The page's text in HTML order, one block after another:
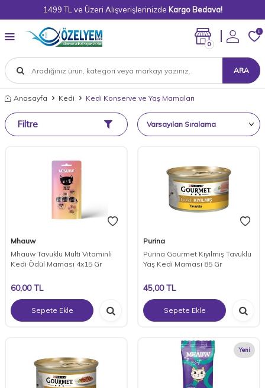
1499 TL ve Üzeri Alışverişlerinizde Kargo Bedava!
ARA
0
0
Anasayfa Kedi Kedi Konserve ve Yaş Mamaları
Filtre
Mhauw
Mhauw Tavuklu Multi Vitaminli
Kedi Ödül Maması 4x15 Gr
60,00TL
Sepete Ekle
Purina
Purina Gourmet Kıyılmış Tavuklu
Yaş Kedi Maması 85 Gr
45,00TL
Sepete Ekle
Yeni